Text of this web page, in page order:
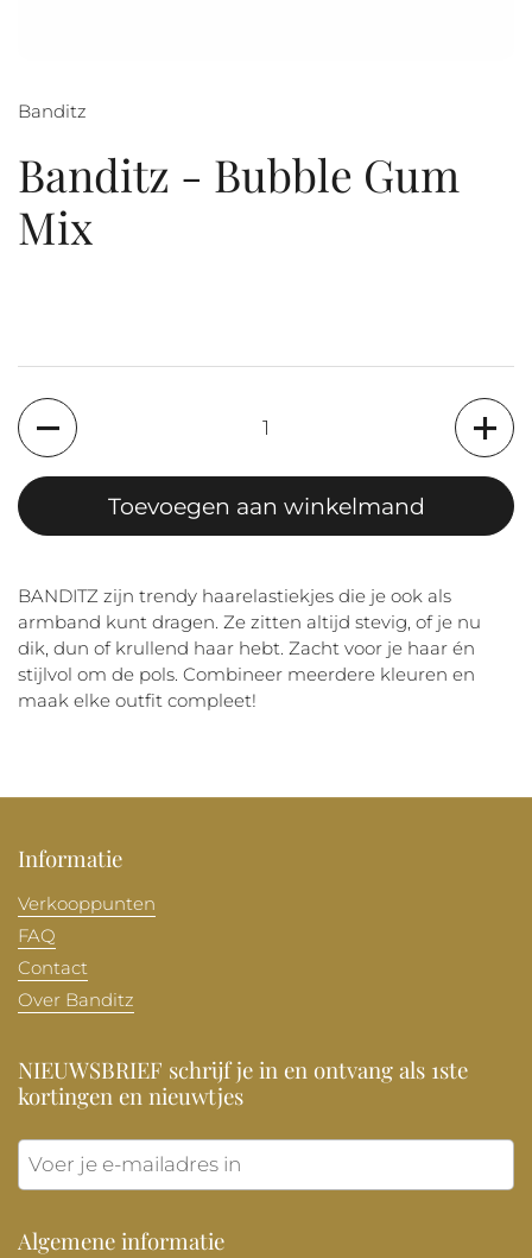
Banditz
Banditz - Bubble Gum
Mix
Aantal
Toevoegen aan winkelmand
BANDITZ zijn trendy haarelastiekjes die je ook als
armband kunt dragen. Ze zitten altijd stevig, of je nu
dik, dun of krullend haar hebt. Zacht voor je haar én
stijlvol om de pols. Combineer meerdere kleuren en
maak elke outfit compleet!
Informatie
Verkooppunten
FAQ
Contact
Over Banditz
NIEUWSBRIEF schrijf je in en ontvang als 1ste
kortingen en nieuwtjes
Algemene informatie